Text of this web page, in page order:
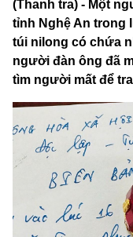
(Thanh tra) - Một
tỉnh Nghệ An trong
túi nilong có chứa
người đàn ông đã
tìm người mất để